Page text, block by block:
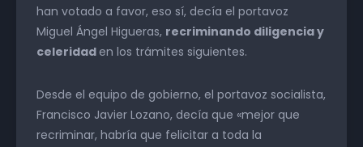
han votado a favor, eso sí, decía el portavoz
Miguel Ángel Higueras, recriminando diligencia y
celeridad en los trámites siguientes.
Desde el equipo de gobierno, el portavoz socialista,
Francisco Javier Lozano, decía que «mejor que
recriminar, habría que felicitar a toda la